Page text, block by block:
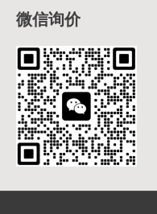
微信询价